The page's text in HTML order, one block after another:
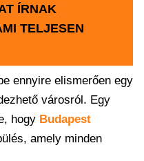
ÍRNAK
TELJESEN
ennyire elismerően egy
városról. Egy
hogy Budapest
amely minden